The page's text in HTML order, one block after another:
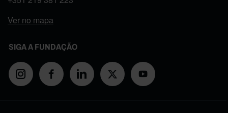
Ver no mapa
SIGA A FUNDAÇÃO